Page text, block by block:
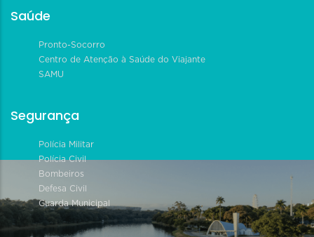
Saúde
Pronto-Socorro
Centro de Atenção à Saúde do Viajante
SAMU
Segurança
Polícia Militar
Polícia Civil
Bombeiros
Defesa Civil
Guarda Municipal